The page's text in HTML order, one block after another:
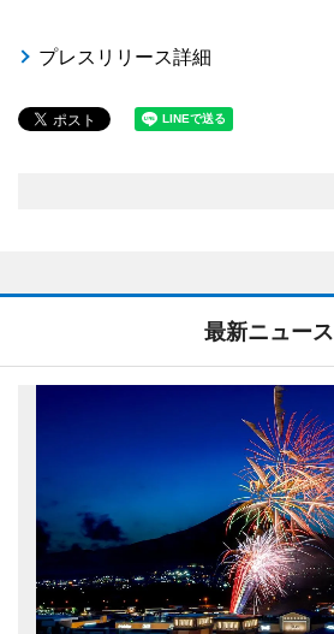
プレスリリース詳細
最新ニュース